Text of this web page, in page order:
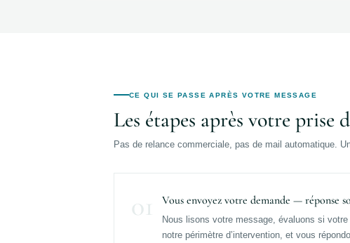
CE QUI SE PASSE APRÈS VOTRE MESSAGE
Les étapes après votre prise
Pas de relance commerciale, pas de mail automatique.
01 Vous envoyez votre demande — réponse
Nous lisons votre message, évaluons si
notre périmètre d’intervention, et vous